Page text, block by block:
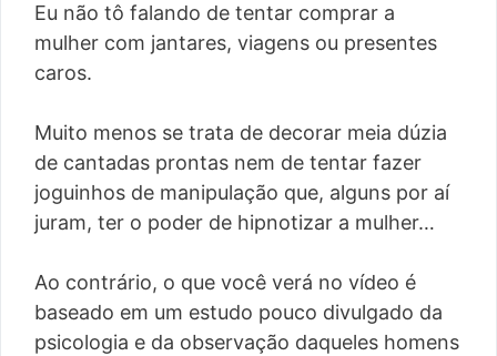
Eu não tô falando de tentar comprar a
mulher com jantares, viagens ou presentes
caros.
Muito menos se trata de decorar meia dúzia
de cantadas prontas nem de tentar fazer
joguinhos de manipulação que, alguns por aí
juram, ter o poder de hipnotizar a mulher…
Ao contrário, o que você verá no vídeo é
baseado em um estudo pouco divulgado da
psicologia e da observação daqueles homens